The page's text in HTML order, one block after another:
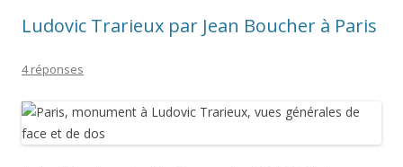
Ludovic Trarieux par Jean Boucher à Paris
4 réponses